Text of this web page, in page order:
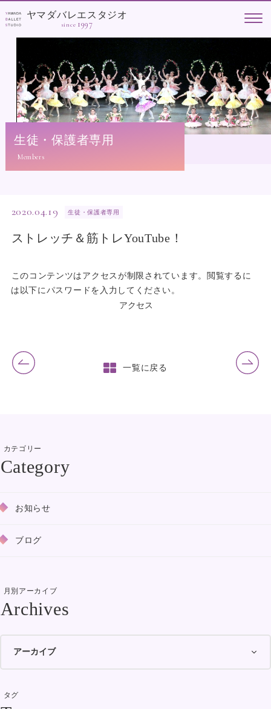
ヤマダバレエスタジオ
since 1997
生徒・保護者専用
ストレッチ＆筋トレYouTube！
2020.04.19 生徒・保護者専用
このコンテンツはアクセスが制限されています。閲覧するに
は以下にパスワードを入力してください。
一覧に戻る
カテゴリー
お知らせ
ブログ
月別アーカイブ
タグ